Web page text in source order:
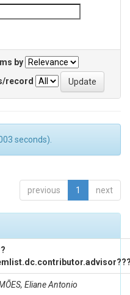
by
record
seconds).
previous 1 next
Eliane Antonio